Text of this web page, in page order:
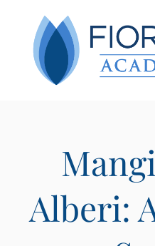
contenuto
I docenti
Alberi: